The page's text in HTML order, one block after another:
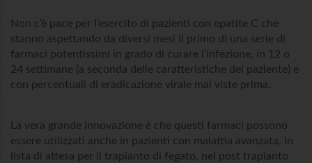
Non c’è pace per l’esercito di pazienti con epatite C che
stanno aspettando da diversi mesi il primo di una serie di
farmaci potentissimi in grado di curare l’infezione, in 12 o
24 settimane (a seconda delle caratteristiche del paziente) e
con percentuali di eradicazione virale mai viste prima.
La vera grande innovazione è che questi farmaci possono
essere utilizzati anche in pazienti con malattia avanzata, in
lista di attesa per il trapianto di fegato, nel post trapianto